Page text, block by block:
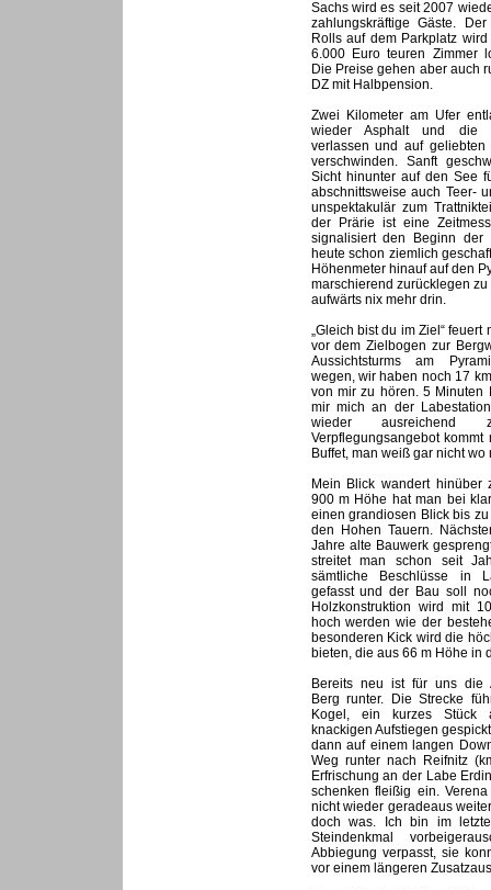
Sachs wird es seit 2007
zahlungskräftige Gäste.
Rolls auf dem Parkplatz
6.000 Euro teuren Zimmer
Die Preise gehen aber auch
DZ mit Halbpension.
Zwei Kilometer am Ufer
wieder Asphalt und die
verlassen und auf
verschwinden. Sanft
Sicht hinunter auf den See
abschnittsweise auch Teer-
unspektakulär zum
der Prärie ist eine
signalisiert den Beginn der
heute schon ziemlich
Höhenmeter hinauf auf den
marschierend zurücklegen
aufwärts nix mehr drin.
„Gleich bist du im Ziel“
vor dem Zielbogen zur
Aussichtsturms am
wegen, wir haben noch 17
von mir zu hören. 5 Minuten
mir mich an der
wieder
Verpflegungsangebot
Buffet, man weiß gar nicht
Mein Blick wandert hinüber
900 m Höhe hat man bei
einen grandiosen Blick bis
den Hohen Tauern.
Jahre alte Bauwerk
streitet man schon seit
sämtliche Beschlüsse in
gefasst und der Bau soll
Holzkonstruktion wird mit
hoch werden wie der
besonderen Kick wird die
bieten, die aus 66 m Höhe in
Bereits neu ist für uns die
Berg runter. Die Strecke
Kogel, ein kurzes Stück
knackigen Aufstiegen
dann auf einem langen
Weg runter nach Reifnitz
Erfrischung an der Labe
schenken fleißig ein.
nicht wieder geradeaus
doch was. Ich bin im
Steindenkmal
Abbiegung verpasst, sie
vor einem längeren